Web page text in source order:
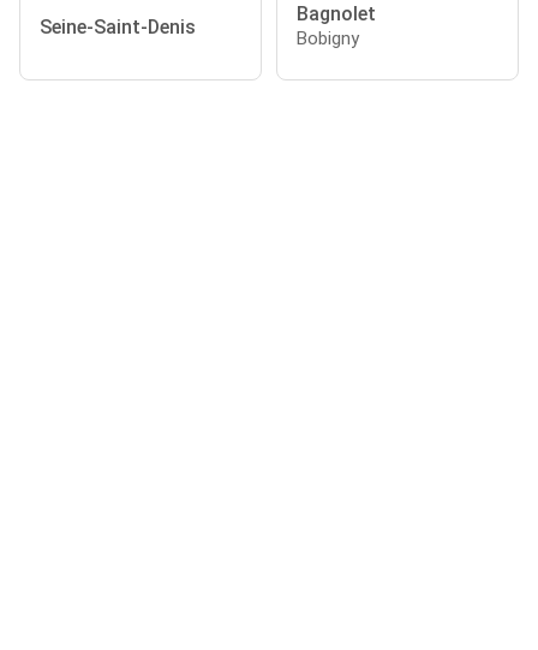
Seine-Saint-Denis
Bagnolet
Bobigny